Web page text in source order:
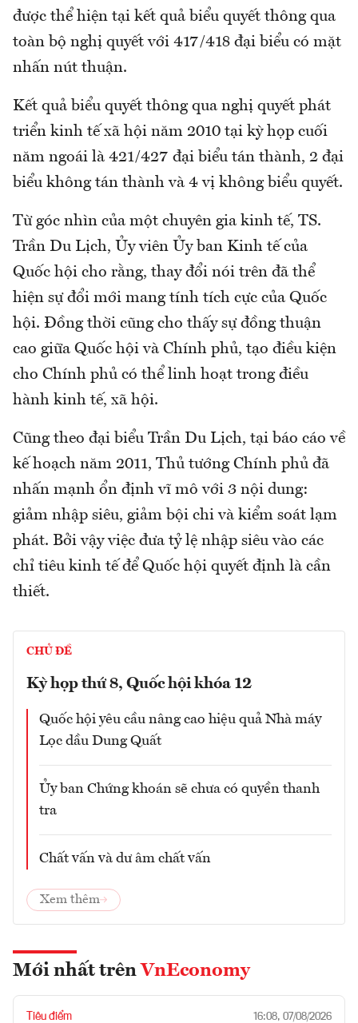
được thể hiện tại kết quả biểu quyết thông qua
toàn bộ nghị quyết với 417/418 đại biểu có mặt
nhấn nút thuận.
Kết quả biểu quyết thông qua nghị quyết phát
triển kinh tế xã hội năm 2010 tại kỳ họp cuối
năm ngoái là 421/427 đại biểu tán thành, 2 đại
biểu không tán thành và 4 vị không biểu quyết.
Từ góc nhìn của một chuyên gia kinh tế, TS.
Trần Du Lịch, Ủy viên Ủy ban Kinh tế của
Quốc hội cho rằng, thay đổi nói trên đã thể
hiện sự đổi mới mang tính tích cực của Quốc
hội. Đồng thời cũng cho thấy sự đồng thuận
cao giữa Quốc hội và Chính phủ, tạo điều kiện
cho Chính phủ có thể linh hoạt trong điều
hành kinh tế, xã hội.
Cũng theo đại biểu Trần Du Lịch, tại báo cáo về
kế hoạch năm 2011, Thủ tướng Chính phủ đã
nhấn mạnh ổn định vĩ mô với 3 nội dung:
giảm nhập siêu, giảm bội chi và kiểm soát lạm
phát. Bởi vậy việc đưa tỷ lệ nhập siêu vào các
chỉ tiêu kinh tế để Quốc hội quyết định là cần
thiết.
CHỦ ĐỀ
Kỳ họp thứ 8, Quốc hội khóa 12
Quốc hội yêu cầu nâng cao hiệu quả Nhà máy
Lọc dầu Dung Quất
Ủy ban Chứng khoán sẽ chưa có quyền thanh
tra
Chất vấn và dư âm chất vấn
Xem thêm
Mới nhất trên VnEconomy
Tiêu điểm 16:08, 07/08/2026